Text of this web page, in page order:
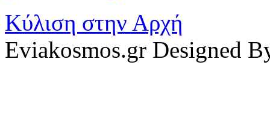
Κύλιση στην Αρχή
Eviakosmos.gr Designed